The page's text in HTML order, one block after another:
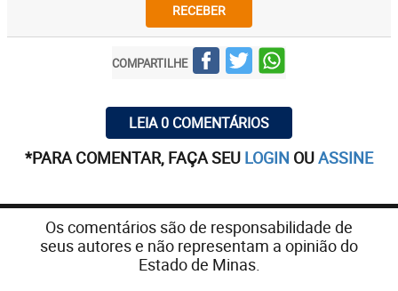
RECEBER
COMPARTILHE
LEIA 0 COMENTÁRIOS
*PARA COMENTAR, FAÇA SEU LOGIN OUASSINE
Os comentários são de responsabilidade de
seus autores e não representam a opinião do
Estado de Minas.